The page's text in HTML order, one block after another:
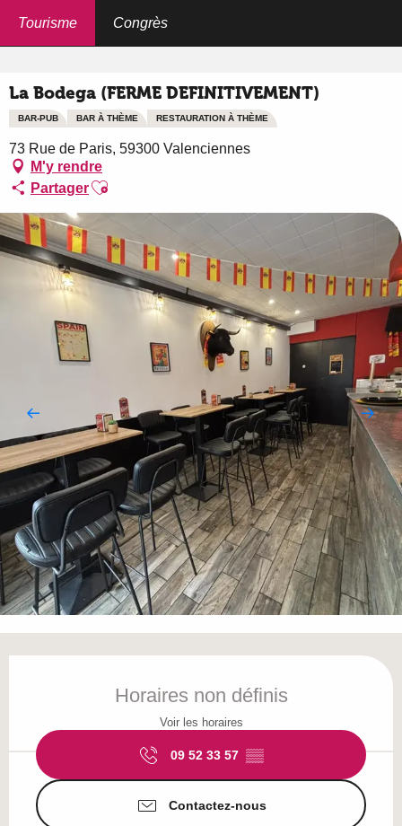
Tourisme Congrès
La Bodega (FERME DEFINITIVEMENT)
BAR-PUB BAR À THÈME RESTAURATION À THÈME
73 Rue de Paris, 59300 Valenciennes
M'y rendre
PartagerAjouter aux favoris
Horaires non définis
Voir les horaires
09 52 33 57 ▒▒
Contactez-nous